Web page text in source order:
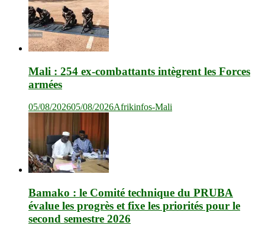
Mali : 254 ex-combattants intègrent les Forces
armées
05/08/202605/08/2026Afrikinfos-Mali
Bamako : le Comité technique du PRUBA
évalue les progrès et fixe les priorités pour le
second semestre 2026